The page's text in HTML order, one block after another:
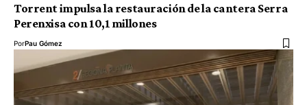
Torrent impulsa la restauración de la cantera Serra
Perenxisa con 10,1 millones
PorPau Gómez